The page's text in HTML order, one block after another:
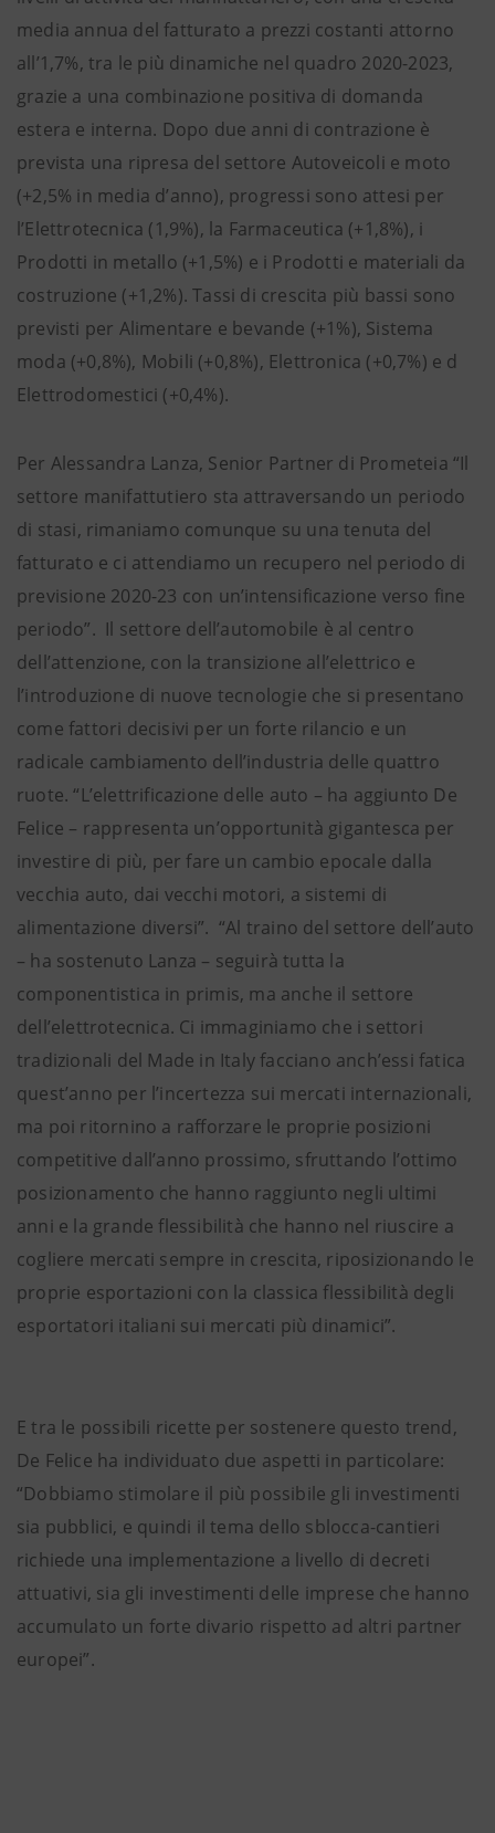
media annua del fatturato a prezzi costanti attorno
all’1,7%, tra le più dinamiche nel quadro 2020-2023,
grazie a una combinazione positiva di domanda
estera e interna. Dopo due anni di contrazione è
prevista una ripresa del settore Autoveicoli e moto
(+2,5% in media d’anno), progressi sono attesi per
l’Elettrotecnica (1,9%), la Farmaceutica (+1,8%), i
Prodotti in metallo (+1,5%) e i Prodotti e materiali da
costruzione (+1,2%). Tassi di crescita più bassi sono
previsti per Alimentare e bevande (+1%), Sistema
moda (+0,8%), Mobili (+0,8%), Elettronica (+0,7%) e d
Elettrodomestici (+0,4%).
Per Alessandra Lanza, Senior Partner di Prometeia “Il
settore manifattutiero sta attraversando un periodo
di stasi, rimaniamo comunque su una tenuta del
fatturato e ci attendiamo un recupero nel periodo di
previsione 2020-23 con un’intensificazione verso fine
periodo”. Il settore dell’automobile è al centro
dell’attenzione, con la transizione all’elettrico e
l’introduzione di nuove tecnologie che si presentano
come fattori decisivi per un forte rilancio e un
radicale cambiamento dell’industria delle quattro
ruote. “L’elettrificazione delle auto – ha aggiunto De
Felice – rappresenta un’opportunità gigantesca per
investire di più, per fare un cambio epocale dalla
vecchia auto, dai vecchi motori, a sistemi di
alimentazione diversi”. “Al traino del settore dell’auto
– ha sostenuto Lanza – seguirà tutta la
componentistica in primis, ma anche il settore
dell’elettrotecnica. Ci immaginiamo che i settori
tradizionali del Made in Italy facciano anch’essi fatica
quest’anno per l’incertezza sui mercati internazionali,
ma poi ritornino a rafforzare le proprie posizioni
competitive dall’anno prossimo, sfruttando l’ottimo
posizionamento che hanno raggiunto negli ultimi
anni e la grande flessibilità che hanno nel riuscire a
cogliere mercati sempre in crescita, riposizionando le
proprie esportazioni con la classica flessibilità degli
esportatori italiani sui mercati più dinamici”.
E tra le possibili ricette per sostenere questo trend,
De Felice ha individuato due aspetti in particolare:
“Dobbiamo stimolare il più possibile gli investimenti
sia pubblici, e quindi il tema dello sblocca-cantieri
richiede una implementazione a livello di decreti
attuativi, sia gli investimenti delle imprese che hanno
accumulato un forte divario rispetto ad altri partner
europei”.